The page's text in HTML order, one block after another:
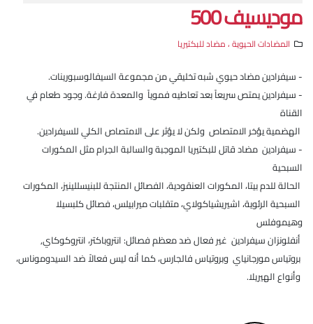
موديسيف 500
المضادات الحيوية ، مضاد للبكتيريا
- سيفرادين مضاد حيوي شبه تخليقي من مجموعة السيفالوسبورينات.
- سيفرادين يمتص سريعاً بعد تعاطيه فموياً والمعدة فارغة. وجود طعام في
القناة
الهضمية يؤخر الامتصاص ولكن لا يؤثر على الامتصاص الكلي للسيفرادين.
- سيفرادين مضاد قاتل للبكتيريا الموجبة والسالبة الجرام مثل المكورات
السبحية
الحالة للدم بيتا، المكورات العنقودية، الفصائل المنتجة للبنيسللينيز، المكورات
السبحية الرئوية، اشيريشياكولاي، متقلبات ميرابيلس، فصائل كلبسيلا
وهيموفلس
أنفلونزان سيفرادين غير فعال ضد معظم فصائل: انتروباكتر، انتروكوكاي,
بروتياس مورجانياي وبروتياس فالجارس، كما أنه ليس فعالاً ضد السيدوموناس،
وأنواع الهيريلا.